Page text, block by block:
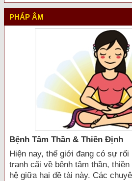
PHÁP ÂM
Bệnh Tâm Thần & Thiền Định
Hiện nay, thế giới đang có sự rối
tranh cãi về bệnh tâm thần,
hệ giữa hai đề tài này. Các